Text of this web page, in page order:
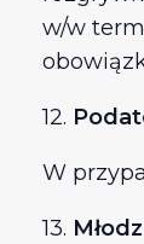
w/w
12.
W
13.